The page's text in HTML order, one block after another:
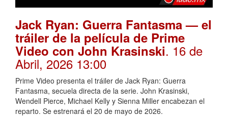
Jack Ryan: Guerra Fantasma — el
tráiler de la película de Prime
Video con John Krasinski. 16 de
Abril, 2026 13:00
Prime Video presenta el tráiler de Jack Ryan: Guerra
Fantasma, secuela directa de la serie. John Krasinski,
Wendell Pierce, Michael Kelly y Sienna Miller encabezan el
reparto. Se estrenará el 20 de mayo de 2026.